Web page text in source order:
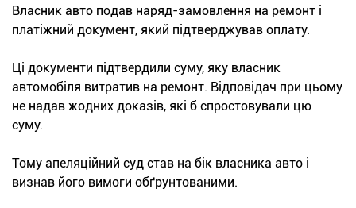
Власник авто подав наряд-замовлення на ремонт і
платіжний документ, який підтверджував оплату.
Ці документи підтвердили суму, яку власник
автомобіля витратив на ремонт. Відповідач при цьому
не надав жодних доказів, які б спростовували цю
суму.
Тому апеляційний суд став на бік власника авто і
визнав його вимоги обґрунтованими.